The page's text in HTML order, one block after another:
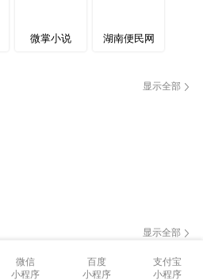
微掌小说 湖南便民网
显示全部
显示全部
微信
小程序
百度
小程序
支付宝
小程序